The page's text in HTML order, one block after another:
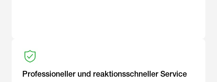
Professioneller und reaktionsschneller Service